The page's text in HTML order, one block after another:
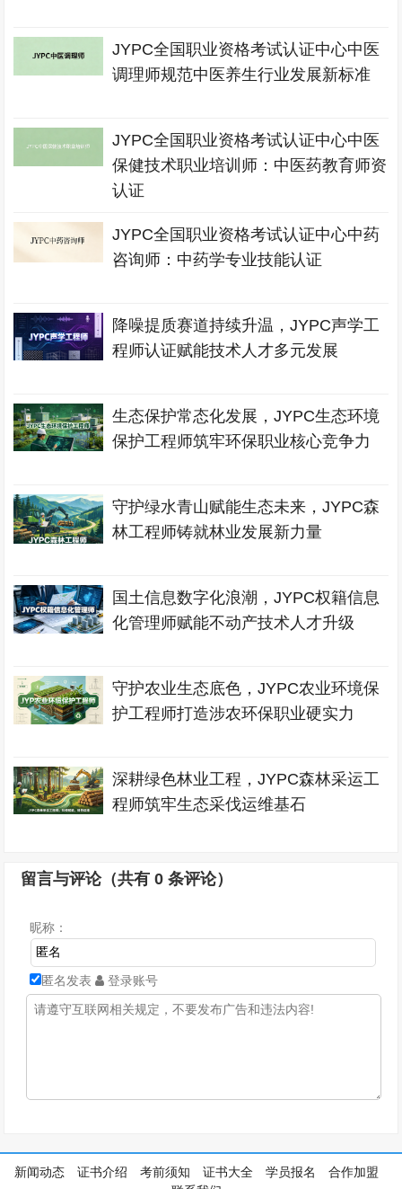
JYPC全国职业资格考试认证中心中医
调理师规范中医养生行业发展新标准
JYPC全国职业资格考试认证中心中医
保健技术职业培训师：中医药教育师资
认证
JYPC全国职业资格考试认证中心中药
咨询师：中药学专业技能认证
降噪提质赛道持续升温，JYPC声学工
程师认证赋能技术人才多元发展
生态保护常态化发展，JYPC生态环境
保护工程师筑牢环保职业核心竞争力
守护绿水青山赋能生态未来，JYPC森
林工程师铸就林业发展新力量
国土信息数字化浪潮，JYPC权籍信息
化管理师赋能不动产技术人才升级
守护农业生态底色，JYPC农业环境保
护工程师打造涉农环保职业硬实力
深耕绿色林业工程，JYPC森林采运工
程师筑牢生态采伐运维基石
留言与评论（共有0 条评论）
昵称：
匿名发表 登录账号
新闻动态 证书介绍 考前须知 证书大全 学员报名
合作加盟